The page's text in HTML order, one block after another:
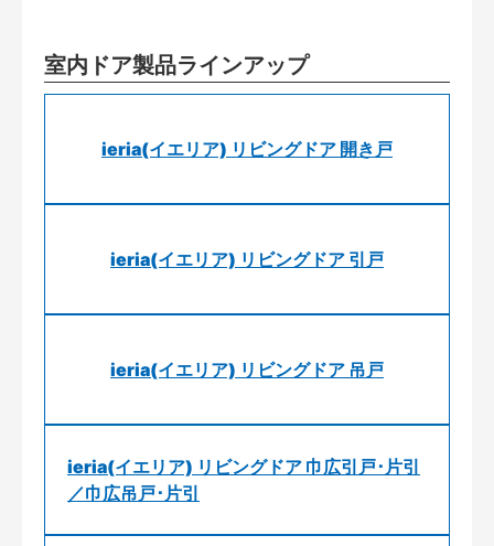
室内ドア製品ラインアップ
ieria(イエリア) リビングドア 開き戸
ieria(イエリア) リビングドア 引戸
ieria(イエリア) リビングドア 吊戸
ieria(イエリア) リビングドア 巾広引戸･片引
／巾広吊戸･片引